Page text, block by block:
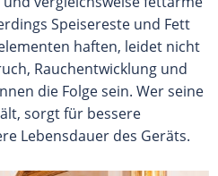
Speisereste und Fett
haften, leidet nicht
Rauchentwicklung und
die Folge sein. Wer seine
sorgt für bessere
Lebensdauer des Geräts.